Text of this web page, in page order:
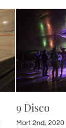
9 Disco
Mart 2nd, 2020